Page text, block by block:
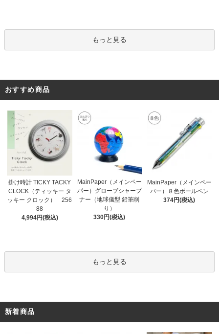
もっと見る
おすすめ商品
掛け時計 TICKY TACKY
CLOCK（ティッキー タ
ッキー クロック） 256
88
4,994円(税込)
MainPaper（メインペー
パー）グローブシャープ
ナー（地球儀型 鉛筆削
り）
330円(税込)
MainPaper（メインペー
パー）８色ボールペン
374円(税込)
もっと見る
新着商品